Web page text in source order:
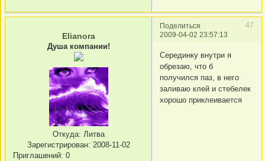
Поделиться
47
2009-04-02 23:57:13
Elianora
Душа компании!
Откуда: Литва
Зарегистрирован: 2008-11-02
Приглашений: 0
Серединку внутри я
обрезаю, что б
получился паз, в него
заливаю клей и стебелек
хорошо приклеивается